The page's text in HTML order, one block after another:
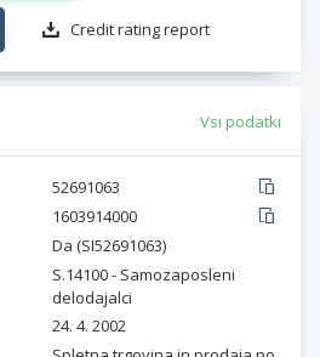
Credit rating report
Vsi podatki
52691063
1603914000
Da (SI52691063)
S.14100 - Samozaposleni
delodajalci
24. 4. 2002